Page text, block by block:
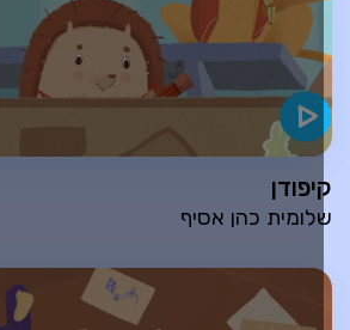
כהן אסיף